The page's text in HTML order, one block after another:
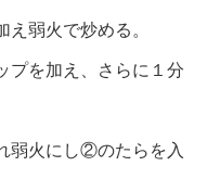
弱火で炒める。
プを加え、さらに１分
弱火にし②のたらを入